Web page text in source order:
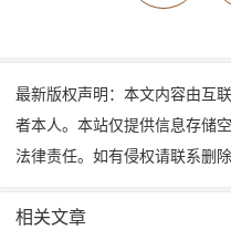
最新版权声明：本文内容由互
者本人。本站仅提供信息存储
法律责任。如有侵权请联系删
相关文章